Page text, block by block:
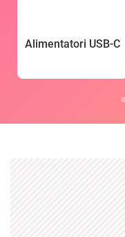
Alimentatori USB-C